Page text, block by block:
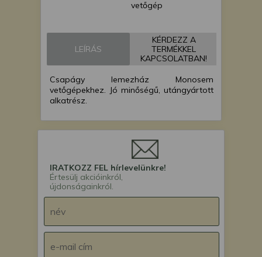
vetőgép
Monosem MS
vetőgép
LEÍRÁS
KÉRDEZZ A
TERMÉKKEL
KAPCSOLATBAN!
Csapágy lemezház Monosem
vetőgépekhez. Jó minőségű, utángyártott
alkatrész.
IRATKOZZ FEL hírlevelünkre!
Értesülj akcióinkról,
újdonságainkról.